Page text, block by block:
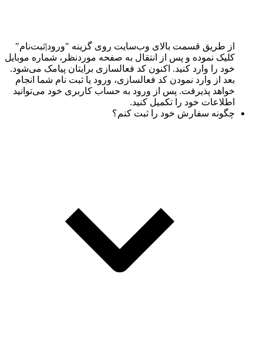
از طریق قسمت بالای وب‌سایت روی گزینه "ورود|ثبت‌نام"
کلیک نموده و پس از انتقال به صفحه موردنظر، شماره موبایل
خود را وارد کنید. اکنون کد فعالسازی برایتان پیامک می‌شود.
بعد از وارد نمودن کد فعالسازی، ورود یا ثبت نام شما انجام
خواهد پذیرفت. پس از ورود به حساب کاربری خود می‌توانید
اطلاعات خود را تکمیل کنید.
چگونه سفارش خود را ثبت کنم؟